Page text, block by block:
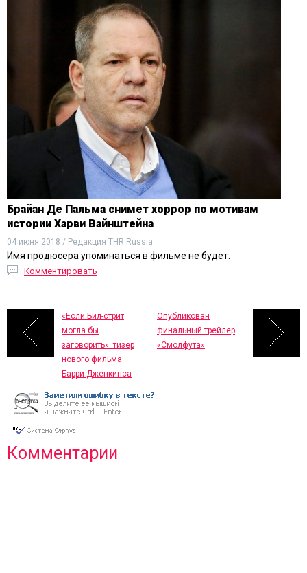
Брайан Де Пальма снимет хоррор по мотивам
истории Харви Вайнштейна
04 июня 2018 / Редакция THR Russia
Имя продюсера упоминаться в фильме не будет.
Комментировать
«Если Бил-стрит
могла бы
заговорить»: тизер
нового фильма
Барри Дженкинса
Опубликован
финальный трейлер
«Смолфута»
Комментарии